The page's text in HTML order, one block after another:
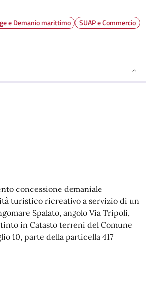
e Demanio marittimo SUAP e Commercio
concessione demaniale
turistico ricreativo a servizio di un
Spalato, angolo Via Tripoli,
in Catasto terreni del Comune
10, parte della particella 417